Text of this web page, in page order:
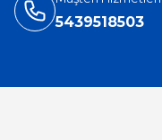
5439518503